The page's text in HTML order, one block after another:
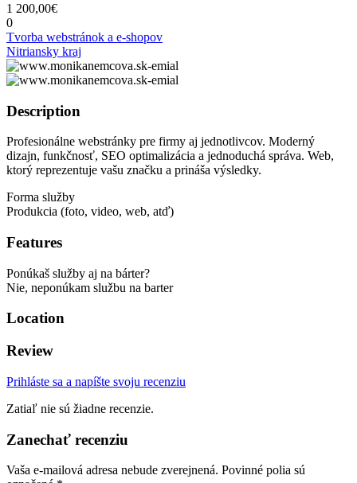
1 200,00€
0
Tvorba webstránok a e-shopov
Nitriansky kraj
Description
Profesionálne webstránky pre firmy aj jednotlivcov. Moderný
dizajn, funkčnosť, SEO optimalizácia a jednoduchá správa. Web,
ktorý reprezentuje vašu značku a prináša výsledky.
Forma služby
Produkcia (foto, video, web, atď)
Features
Ponúkaš služby aj na bárter?
Nie, neponúkam službu na barter
Location
Review
Prihláste sa a napíšte svoju recenziu
Zatiaľ nie sú žiadne recenzie.
Zanechať recenziu
Vaša e-mailová adresa nebude zverejnená. Povinné polia sú